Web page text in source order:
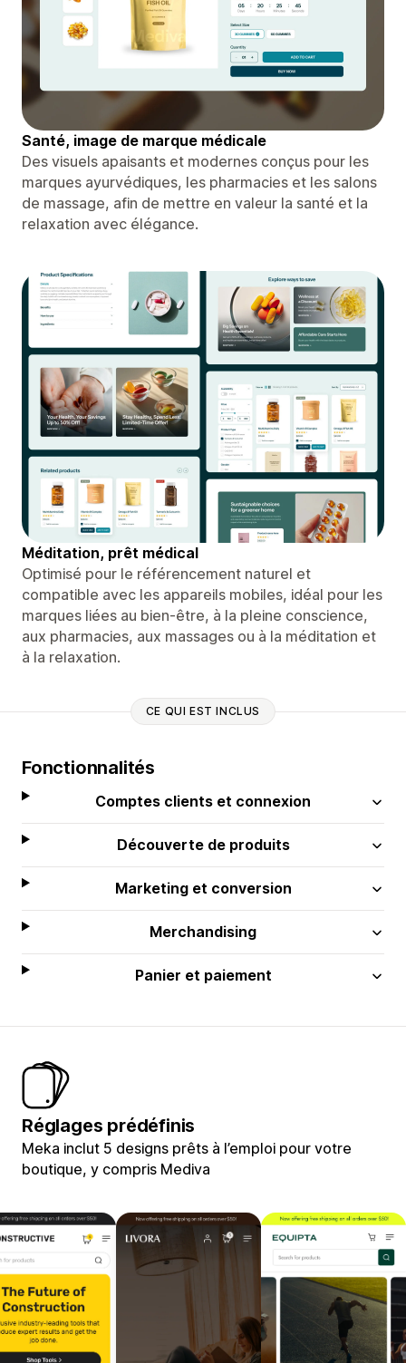
Santé, image de marque médicale
Des visuels apaisants et modernes conçus pour les
marques ayurvédiques, les pharmacies et les salons
de massage, afin de mettre en valeur la santé et la
relaxation avec élégance.
Méditation, prêt médical
Optimisé pour le référencement naturel et
compatible avec les appareils mobiles, idéal pour les
marques liées au bien-être, à la pleine conscience,
aux pharmacies, aux massages ou à la méditation et
à la relaxation.
CE QUI EST INCLUS
Fonctionnalités
Comptes clients et connexion
Découverte de produits
Marketing et conversion
Merchandising
Panier et paiement
Réglages prédéfinis
Meka inclut 5 designs prêts à l’emploi pour votre
boutique, y compris Mediva